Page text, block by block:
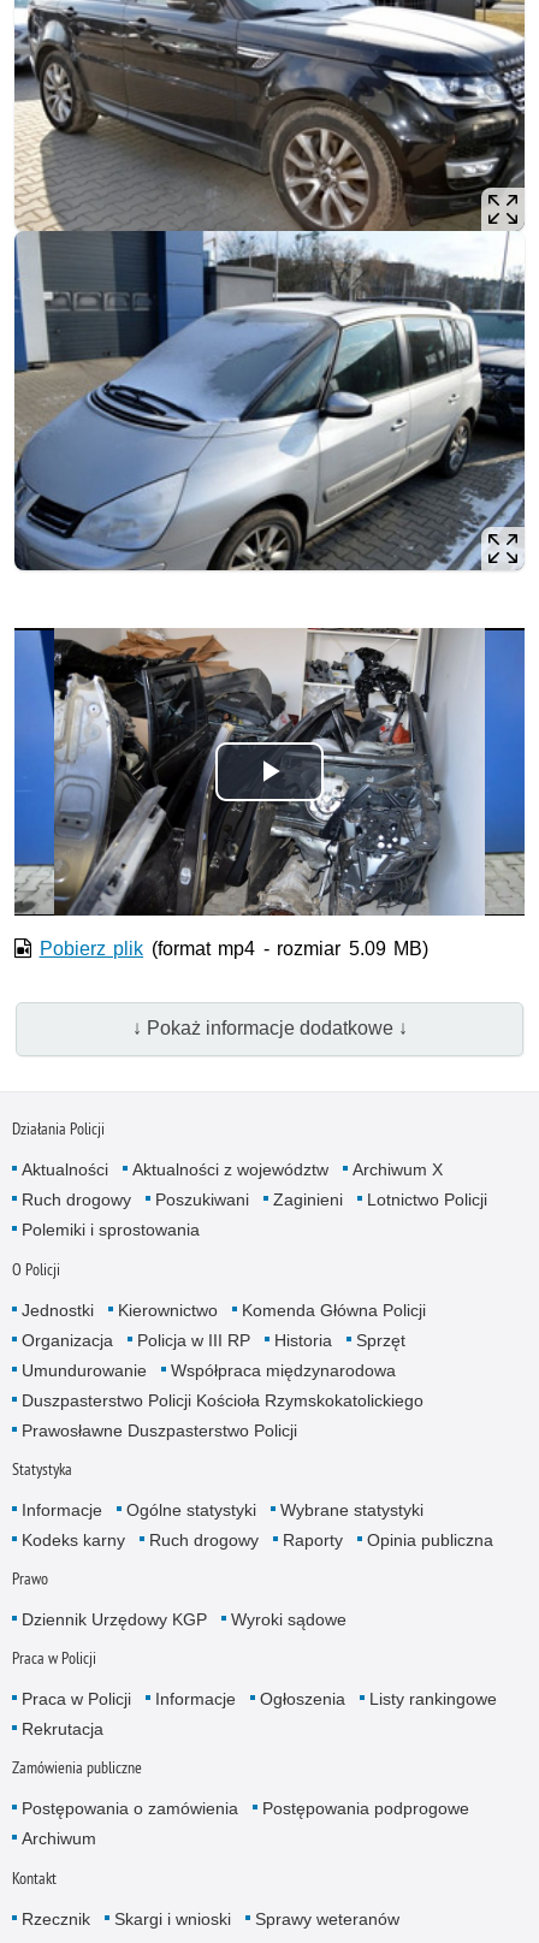
Odtwórz
wideo
Pobierz plik (format mp4 - rozmiar 5.09 MB)
↓ Pokaż informacje dodatkowe ↓
Działania Policji
Aktualności Aktualności z województw
Archiwum X
Ruch drogowy
Poszukiwani Zaginieni
Lotnictwo Policji
Polemiki i sprostowania
O Policji
Jednostki Kierownictwo
Komenda Główna Policji
Organizacja
Policja w III RP Historia
Sprzęt
Umundurowanie
Współpraca międzynarodowa
Duszpasterstwo Policji Kościoła Rzymskokatolickiego
Prawosławne Duszpasterstwo Policji
Statystyka
Informacje Ogólne statystyki
Wybrane statystyki
Kodeks karny
Ruch drogowy Raporty Opinia publiczna
Prawo
Dziennik Urzędowy KGP Wyroki sądowe
Praca w Policji
Praca w Policji Informacje Ogłoszenia
Listy rankingowe
Rekrutacja
Zamówienia publiczne
Postępowania o zamówienia
Postępowania podprogowe
Archiwum
Kontakt
Rzecznik Skargi i wnioski Sprawy weteranów